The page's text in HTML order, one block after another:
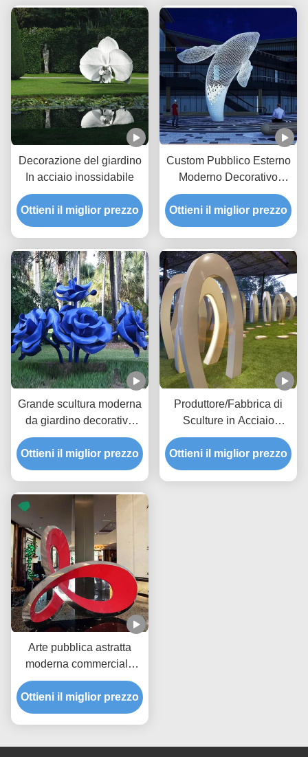
Decorazione del giardino
In acciaio inossidabile
Ottieni il miglior prezzo
Custom Pubblico Esterno
Moderno Decorativo
Scultura In Acciaio Statue
Metalliche Grande
Balena Bianca
Ottieni il miglior prezzo
Grande scultura moderna
da giardino decorativa
pubblica, in acciaio
inossidabile verniciato, a
forma di rosa
Ottieni il miglior prezzo
Produttore/Fabbrica di
Sculture in Acciaio
Decorative Moderne
Pubbliche Esterni
Personalizzate
Ottieni il miglior prezzo
Arte pubblica astratta
moderna commerciale
grande Scultura in
acciaio inossidabile
Ottieni il miglior prezzo